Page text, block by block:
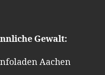
Gewalt:
Aachen